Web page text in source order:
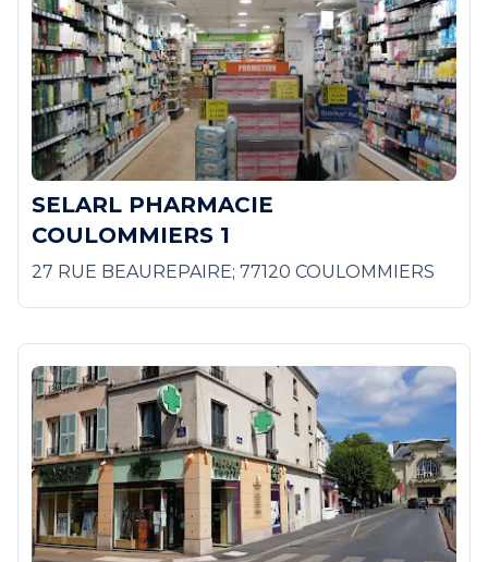
SELARL PHARMACIE
COULOMMIERS 1
27 RUE BEAUREPAIRE; 77120 COULOMMIERS